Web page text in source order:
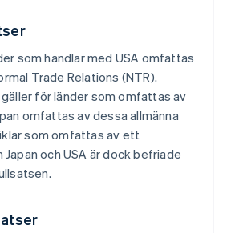
som handlar med USA omfattas
Trade Relations (NTR).
för länder som omfattas av
omfattas av dessa allmänna
som omfattas av ett
och USA är dock befriade